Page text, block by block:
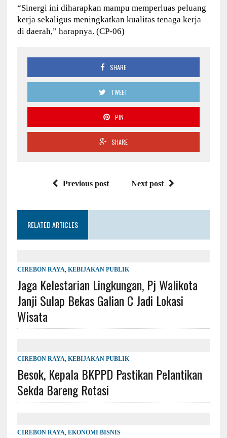
“Sinergi ini diharapkan mampu memperluas peluang
kerja sekaligus meningkatkan kualitas tenaga kerja
di daerah,” harapnya. (CP-06)
SHARE
TWEET
PIN
SHARE
Previous post Next post
RELATED ARTICLES
CIREBON RAYA, KEBIJAKAN PUBLIK
Jaga Kelestarian Lingkungan, Pj Walikota
Janji Sulap Bekas Galian C Jadi Lokasi
Wisata
CIREBON RAYA, KEBIJAKAN PUBLIK
Besok, Kepala BKPPD Pastikan Pelantikan
Sekda Bareng Rotasi
CIREBON RAYA, EKONOMI BISNIS